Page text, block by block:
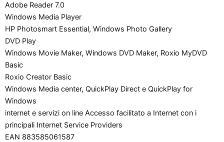
Adobe Reader 7.0
Windows Media Player
HP Photosmart Essential, Windows Photo Gallery
DVD Play
Windows Movie Maker, Windows DVD Maker, Roxio MyDVD
Basic
Roxio Creator Basic
Windows Media center, QuickPlay Direct e QuickPlay for
Windows
internet e servizi on line Accesso facilitato a Internet con i
principali Internet Service Providers
EAN 883585061587